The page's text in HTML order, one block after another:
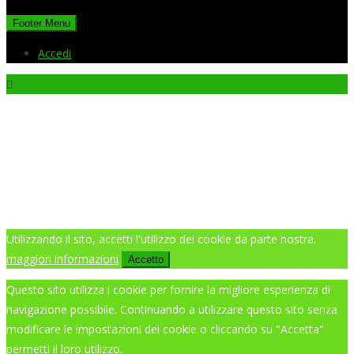
Footer Menu
Accedi
Utilizzando il sito, accetti l'utilizzo dei cookie da parte nostra.
maggiori informazioni
Accetto
Questo sito utilizza i cookie per fornire la migliore esperienza di
navigazione possibile. Continuando a utilizzare questo sito senza
modificare le impostazioni dei cookie o cliccando su "Accetta"
permetti il loro utilizzo.